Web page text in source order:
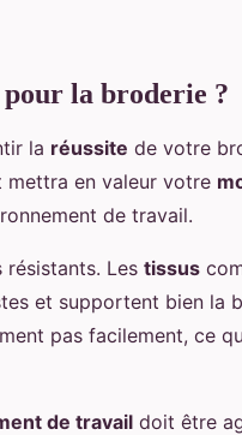
la broderie ?
la réussite de votre
mettra en valeur votre
de travail.
Les tissus
et supportent bien la
pas facilement, ce
de travail doit être